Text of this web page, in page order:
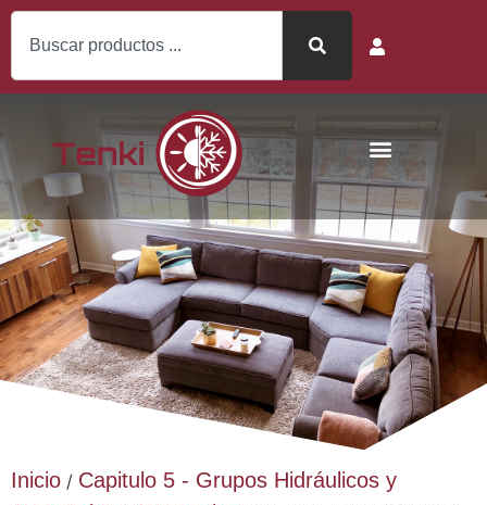
Inicio / Capitulo 5 - Grupos Hidráulicos y